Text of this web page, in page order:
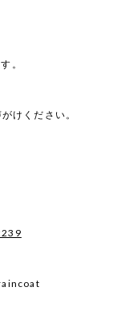
。
けください。